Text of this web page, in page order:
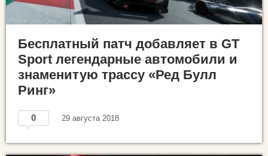
Бесплатный патч добавляет в GT
Sport легендарные автомобили и
знаменитую трассу «Ред Булл
Ринг»
0 29 августа 2018